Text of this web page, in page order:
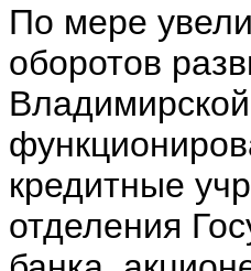
По мере
оборотов
кредитные
отделения